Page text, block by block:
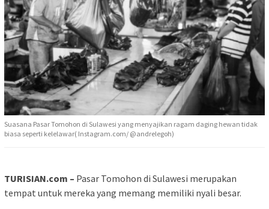
Suasana Pasar Tomohon di Sulawesi yang menyajikan ragam daging hewan tidak
biasa seperti kelelawar( Instagram.com/ @andrelegoh)
TURISIAN.com – Pasar Tomohon di Sulawesi merupakan
tempat untuk mereka yang memang memiliki nyali besar.